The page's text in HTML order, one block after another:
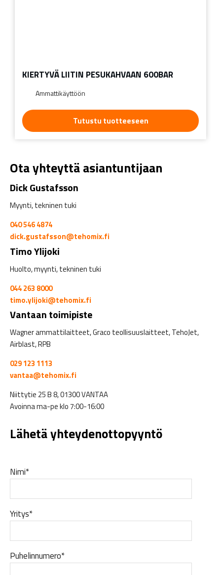
KIERTYVÄ LIITIN PESUKAHVAAN 600BAR
Ammattikäyttöön
Tutustu tuotteeseen
Ota yhteyttä asiantuntijaan
Dick Gustafsson
Myynti, tekninen tuki
040 546 4874
dick.gustafsson@tehomix.fi
Timo Ylijoki
Huolto, myynti, tekninen tuki
044 263 8000
timo.ylijoki@tehomix.fi
Vantaan toimipiste
Wagner ammattilaitteet, Graco teollisuuslaitteet, TehoJet,
Airblast, RPB
029 123 1113
vantaa@tehomix.fi
Niittytie 25 B 8, 01300 VANTAA
Avoinna ma-pe klo 7:00-16:00
Lähetä yhteydenottopyyntö
Nimi*
Yritys*
Puhelinnumero*